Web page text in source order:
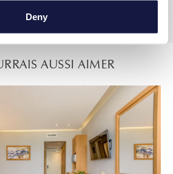
Deny
AUSSI AIMER